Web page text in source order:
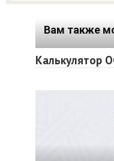
Вам также
Калькулятор